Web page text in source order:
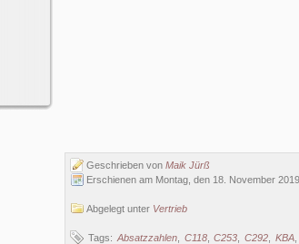
Geschrieben von Maik Jürß
Erschienen am Montag, den 18. November
Abgelegt unter Vertrieb
Tags: Absatzzahlen, C118,C253 ,C292 ,KBA